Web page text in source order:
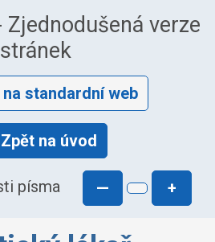
verze
stránek
standardní web
Zpět na úvod
písma — +